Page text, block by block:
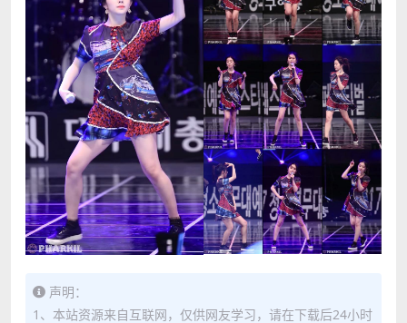
声明：
1、本站资源来自互联网，仅供网友学习，请在下载后24小时